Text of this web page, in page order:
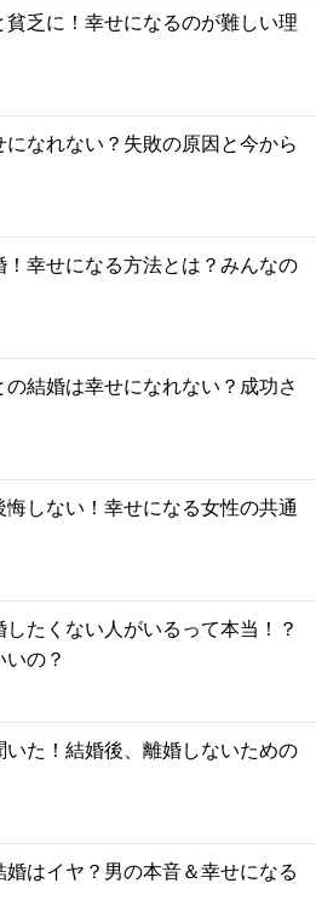
乏に！幸せになるのが難しい理
なれない？失敗の原因と今から
！幸せになる方法とは？みんなの
結婚は幸せになれない？成功さ
しない！幸せになる女性の共通
たくない人がいるって本当！？
の？
いた！結婚後、離婚しないための
はイヤ？男の本音＆幸せになる